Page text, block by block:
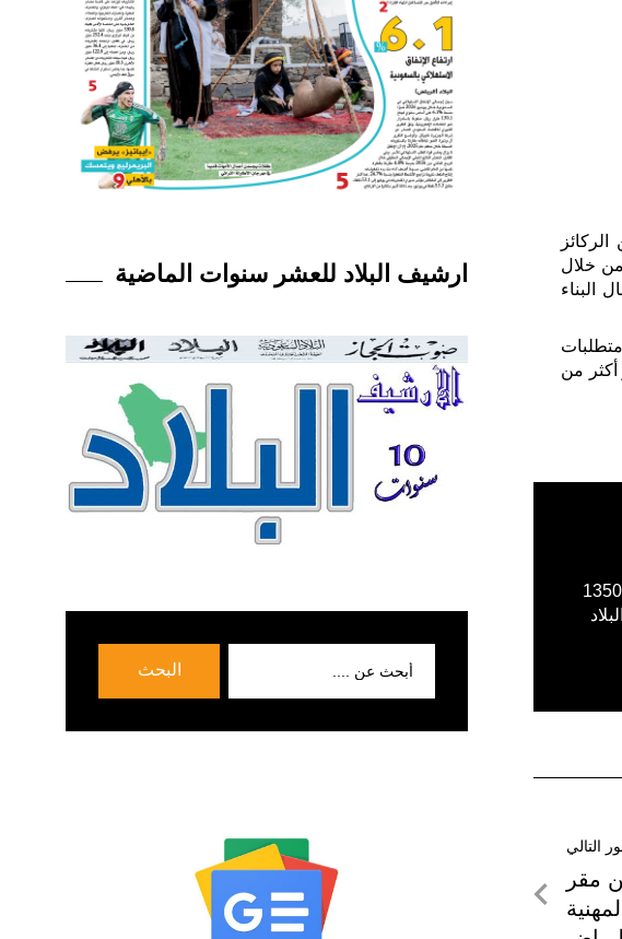
خلال
البناء
أكثر من
نصيف في 1350/11/27
التالي
مقر
ارشيف البلاد للعشر سنوات الماضية
البحث